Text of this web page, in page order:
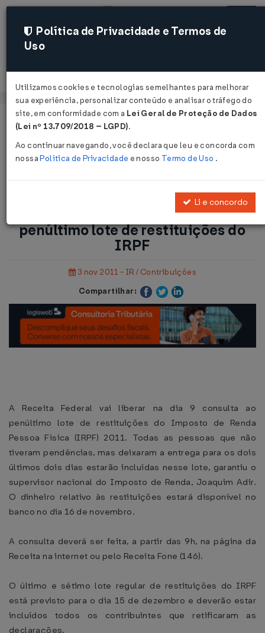
Acessar
Página Inicial
Notícias
do IRPF...
Voltar
Receita abre dia 9 consulta ao
penúltimo lote de restituições do
IRPF
3 nov 2011 - IR / Contribuições
Compartilhar:
A Receita Federal vai liberar na dia 9 consulta ao
penúltimo lote de restituições do Imposto de Renda
Pessoa Física (IRPF) 2011. Todas as pessoas que não
tiveram pendências, mas deixaram a entrega para os dois
últimos dois dias estarão incluídas nesse lote, garantiu o
supervisor nacional do Imposto de Renda, Joaquim Adir.
O dinheiro relativo às restituições estará disponível no
banco no dia 16 de novembro.
A consulta deverá ser feita, a partir das 9h, na página da
Receita na internet ou pelo Receita Fone (146).
O último e sétimo lote regular de restituições do IRPF
está previsto para o dia 15 de dezembro e deverão estar
incluídos todos os contribuintes que retificaram as
declarações.
Política de Privacidade e Termos de
Uso
Utilizamos cookies e tecnologias semelhantes para melhorar
sua experiência, personalizar conteúdo e analisar o tráfego do
site, em conformidade com a Lei Geral de Proteção de Dados
(Lei nº 13.709/2018 – LGPD).
Ao continuar navegando, você declara que leu e concorda com
nossaPolítica de Privacidade e nosso Termo de Uso .
Li e concordo